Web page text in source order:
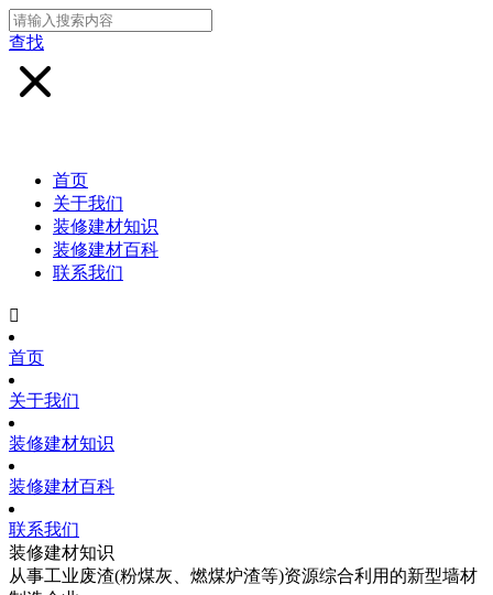
查找
首页
关于我们
装修建材知识
装修建材百科
联系我们

首页
关于我们
装修建材知识
装修建材百科
联系我们
装修建材知识
从事工业废渣(粉煤灰、燃煤炉渣等)资源综合利用的新型墙材